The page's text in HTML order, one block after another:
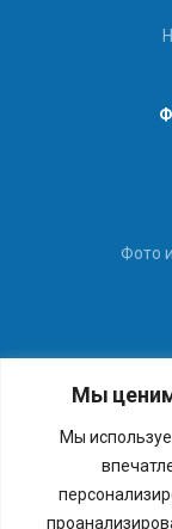
Мы
Мы
Фото